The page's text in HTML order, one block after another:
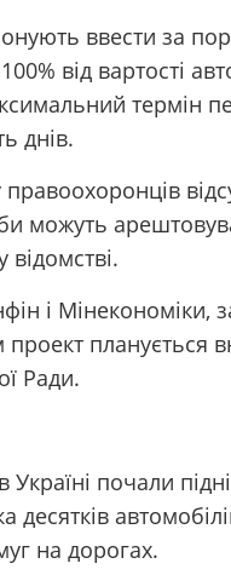
ввести за
від вартості
термін
днів.
можуть
і Мінекономіки,
планується
Ради.
почали
десятків
на дорогах.